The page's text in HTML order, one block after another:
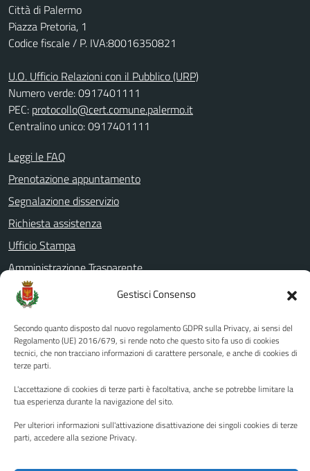
Gestisci Consenso
Secondo quanto disposto dal nuovo regolamento GDPR sulla Privacy, ai sensi del
Regolamento (UE) 2016/679, si rende noto che questo sito fa uso di cookies
tecnici, che non tracciano informazioni di carattere personale, e anche di cookies di
terze parti.
L'accettazione di cookies di terze parti è facoltativa, anche se potrebbe limitare la
tua esperienza durante la navigazione del sito.
Per ulteriori informazioni sull'attivazione disattivazione dei singoli cookies di terze
parti, accedere alla sezione Privacy.
Città di Palermo
Piazza Pretoria, 1
Codice fiscale / P. IVA:80016350821
U.O. Ufficio Relazioni con il Pubblico (URP)
Numero verde: 0917401111
PEC: protocollo@cert.comune.palermo.it
Centralino unico: 0917401111
Leggi le FAQ
Prenotazione appuntamento
Segnalazione disservizio
Richiesta assistenza
Ufficio Stampa
Amministrazione Trasparente
Albo pretorio
Informativa privacy
Note legali
Dichiarazione di accessibilità
SEGUICI SU